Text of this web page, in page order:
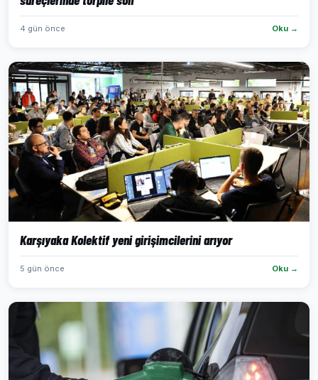
4 gün önce Oku →
Karşıyaka Kolektif yeni girişimcilerini arıyor
5 gün önce Oku →